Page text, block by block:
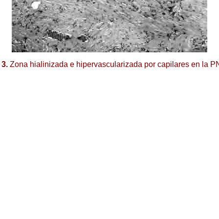
Zona hialinizada e hipervascularizada por capilares en la